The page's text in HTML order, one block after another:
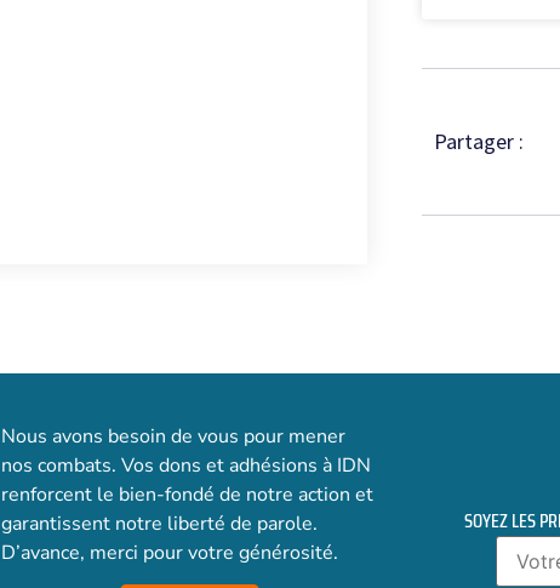
Partager :
Nous avons besoin de vous pour mener
nos combats. Vos dons et adhésions à IDN
renforcent le bien-fondé de notre action et
garantissent notre liberté de parole.
D’avance, merci pour votre générosité.
SOYEZ LES